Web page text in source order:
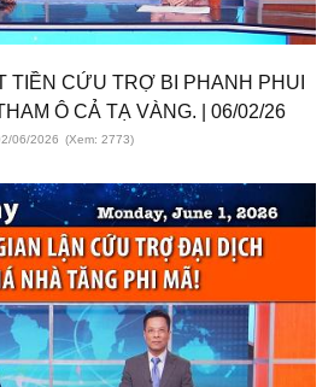
TIỀN CỨU TRỢ BI PHANH PHUI
Ô CẢ TẠ VÀNG. | 06/02/26
06/2026 (Xem: 2773)